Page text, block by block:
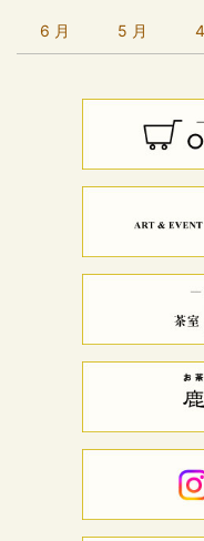
6 月 5 月